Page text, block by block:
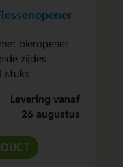
bieropener
zijdes
stuks
Levering vanaf
26 augustus